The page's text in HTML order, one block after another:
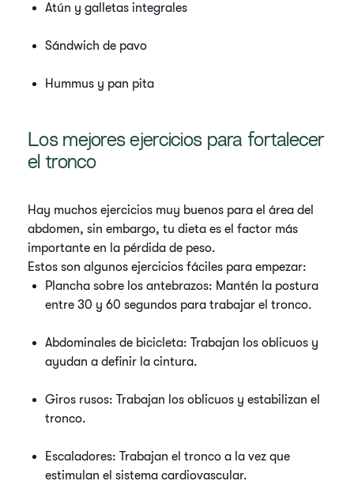
Atún y galletas integrales
Sándwich de pavo
Hummus y pan pita
Los mejores ejercicios para fortalecer
el tronco
Hay muchos ejercicios muy buenos para el área del
abdomen, sin embargo, tu dieta es el factor más
importante en la pérdida de peso.
Estos son algunos ejercicios fáciles para empezar:
Plancha sobre los antebrazos: Mantén la postura
entre 30 y 60 segundos para trabajar el tronco.
Abdominales de bicicleta: Trabajan los oblicuos y
ayudan a definir la cintura.
Giros rusos: Trabajan los oblicuos y estabilizan el
tronco.
Escaladores: Trabajan el tronco a la vez que
estimulan el sistema cardiovascular.